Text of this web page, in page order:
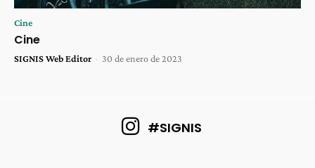
Cine
Cine
SIGNIS Web Editor - 30 de enero de 2023
#SIGNIS